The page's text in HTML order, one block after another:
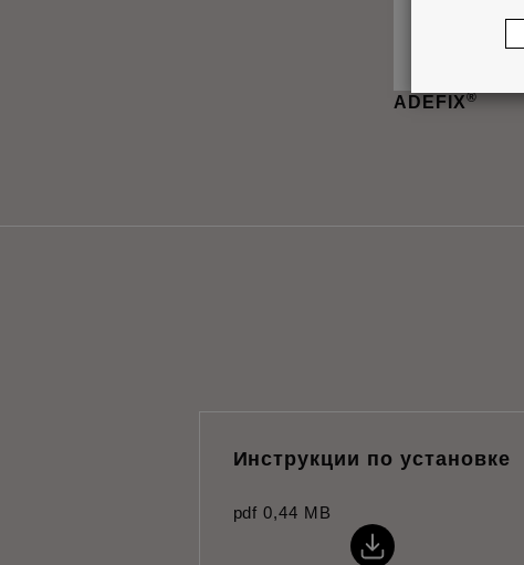
ADEFIX®
Инструкции по установке
pdf 0,44 MB